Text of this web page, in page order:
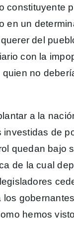
constituyente
en un
del
con la
no
a la
de
quedan bajo
de la cual
hemos